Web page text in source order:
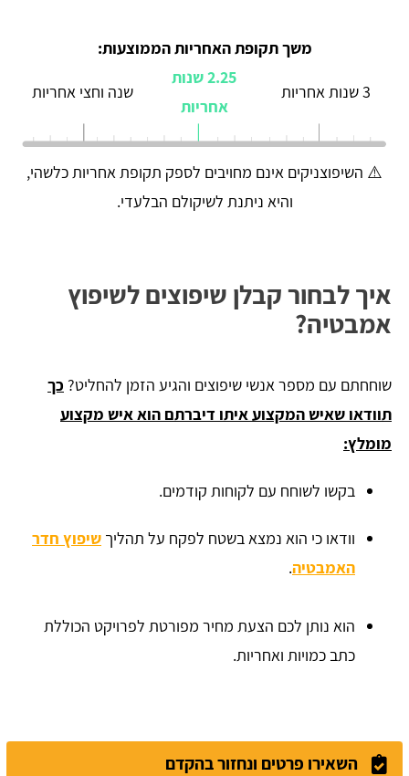
משך תקופת האחריות הממוצעות:
3 שנות אחריות
2.25 שנות
אחריות
שנה וחצי אחריות
⚠️ השיפוצניקים אינם מחויבים לספק תקופת אחריות כלשהי,
והיא ניתנת לשיקולם הבלעדי.
איך לבחור קבלן שיפוצים לשיפוץ
אמבטיה?
שוחחתם עם מספר אנשי שיפוצים והגיע הזמן להחליט? כך
תוודאו שאיש המקצוע איתו דיברתם הוא איש מקצוע
מומלץ:
בקשו לשוחח עם לקוחות קודמים.
וודאו כי הוא נמצא בשטח לפקח על תהליך שיפוץ חדר
האמבטיה.
הוא נותן לכם הצעת מחיר מפורטת לפרויקט הכוללת
כתב כמויות ואחריות.
השאירו פרטים ונחזור בהקדם